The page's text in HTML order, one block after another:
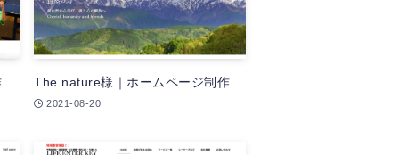
The nature様｜ホームページ制作
2021-08-20